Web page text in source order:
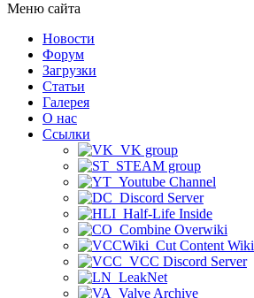
Меню сайта
Новости
Форум
Загрузки
Статьи
Галерея
О нас
Ссылки
VK group
STEAM group
Youtube Channel
Discord Server
Half-Life Inside
Combine Overwiki
Cut Content Wiki
VCC Discord Server
LeakNet
Valve Archive